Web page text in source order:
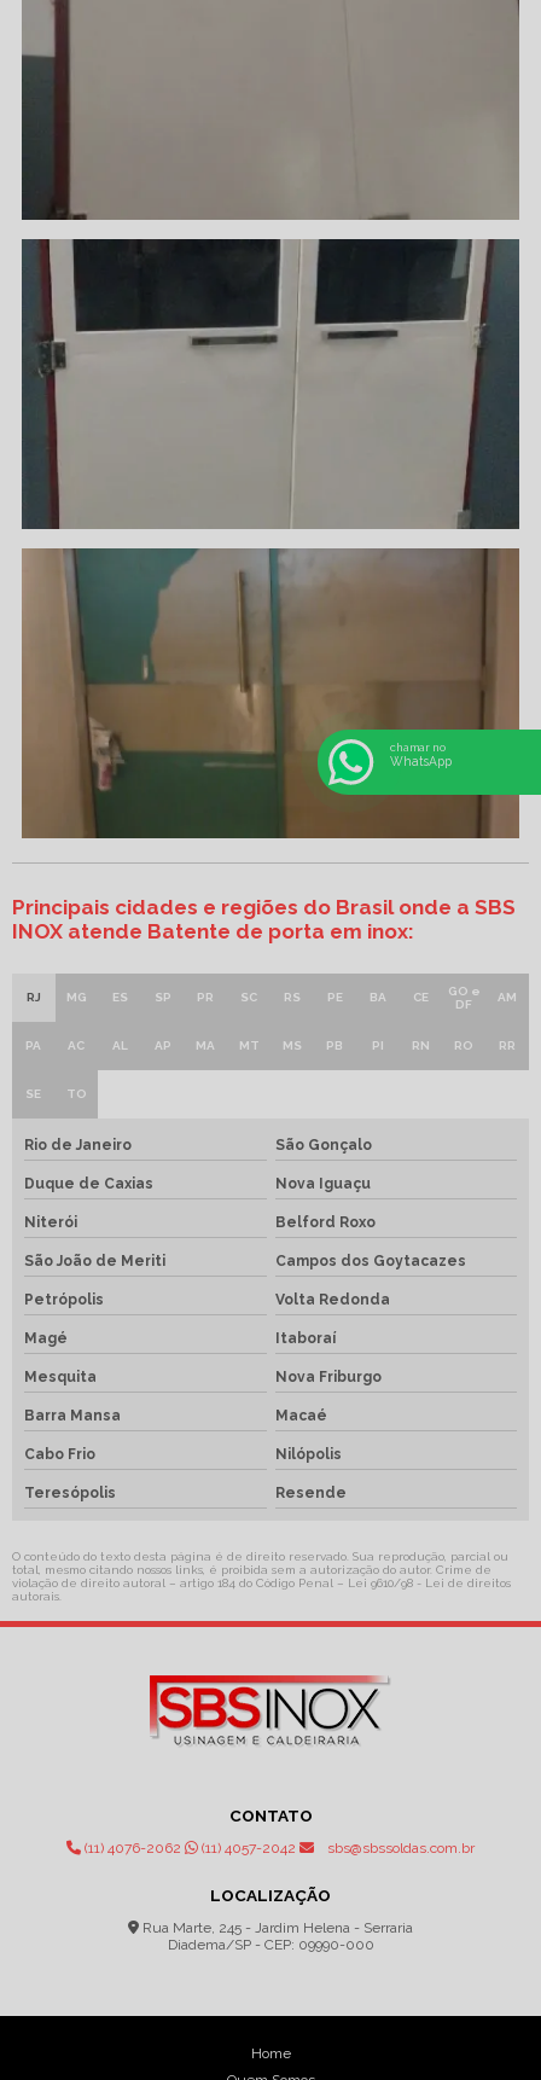
Principais cidades e regiões do Brasil onde a SBS
INOX atende Batente de porta em inox:
RJ MG ES SP PR SC RS PE BA CE
GO e
DF
AM
PA AC AL AP MA MT MS PB PI RN RO RR
SE TO
Rio de Janeiro São Gonçalo
Duque de Caxias Nova Iguaçu
Niterói Belford Roxo
São João de Meriti Campos dos Goytacazes
Petrópolis Volta Redonda
Magé Itaboraí
Mesquita Nova Friburgo
Barra Mansa Macaé
Cabo Frio Nilópolis
Teresópolis Resende
O conteúdo do texto desta página é de direito reservado. Sua reprodução, parcial ou
total, mesmo citando nossos links, é proibida sem a autorização do autor. Crime de
violação de direito autoral – artigo 184 do Código Penal – Lei 9610/98 - Lei de direitos
autorais
CONTATO
(11) 4076-2062 (11) 4057-2042 sbs@sbssoldas.com.br
LOCALIZAÇÃO
Rua Marte, 245 - Jardim Helena - Serraria
Diadema/SP - CEP: 09990-000
Home
chamar no
WhatsApp